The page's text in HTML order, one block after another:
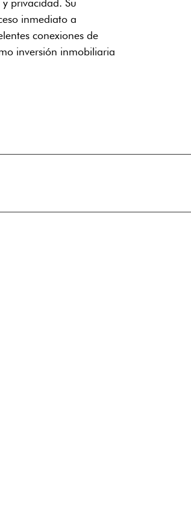
privacidad. Su
inmediato a
conexiones de
inversión inmobiliaria